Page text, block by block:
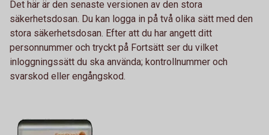
Det här är den senaste versionen av den stora
säkerhetsdosan. Du kan logga in på två olika sätt med den
stora säkerhetsdosan. Efter att du har angett ditt
personnummer och tryckt på Fortsätt ser du vilket
inloggningssätt du ska använda; kontrollnummer och
svarskod eller engångskod.